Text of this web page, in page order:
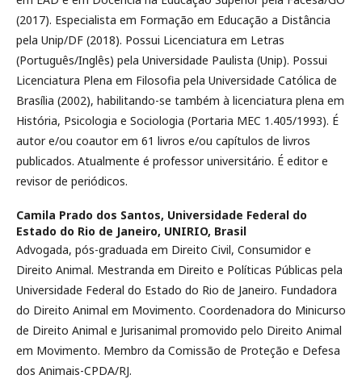
(2017). Especialista em Formação em Educação a Distância
pela Unip/DF (2018). Possui Licenciatura em Letras
(Português/Inglês) pela Universidade Paulista (Unip). Possui
Licenciatura Plena em Filosofia pela Universidade Católica de
Brasília (2002), habilitando-se também à licenciatura plena em
História, Psicologia e Sociologia (Portaria MEC 1.405/1993). É
autor e/ou coautor em 61 livros e/ou capítulos de livros
publicados. Atualmente é professor universitário. É editor e
revisor de periódicos.
Camila Prado dos Santos, Universidade Federal do
Estado do Rio de Janeiro, UNIRIO, Brasil
Advogada, pós-graduada em Direito Civil, Consumidor e
Direito Animal. Mestranda em Direito e Políticas Públicas pela
Universidade Federal do Estado do Rio de Janeiro. Fundadora
do Direito Animal em Movimento. Coordenadora do Minicurso
de Direito Animal e Jurisanimal promovido pelo Direito Animal
em Movimento. Membro da Comissão de Proteção e Defesa
dos Animais-CPDA/RJ.